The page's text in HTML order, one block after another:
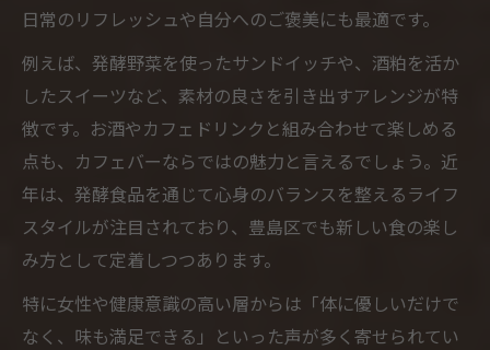
日常のリフレッシュや自分へのご褒美にも最適です。
例えば、発酵野菜を使ったサンドイッチや、酒粕を活か
したスイーツなど、素材の良さを引き出すアレンジが特
徴です。お酒やカフェドリンクと組み合わせて楽しめる
点も、カフェバーならではの魅力と言えるでしょう。近
年は、発酵食品を通じて心身のバランスを整えるライフ
スタイルが注目されており、豊島区でも新しい食の楽し
み方として定着しつつあります。
特に女性や健康意識の高い層からは「体に優しいだけで
なく、味も満足できる」といった声が多く寄せられてい